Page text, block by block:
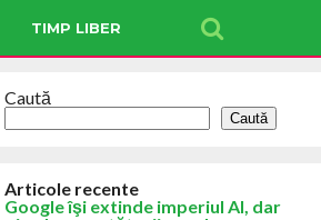
TIMP LIBER
Caută
Caută
Articole recente
Google îşi extinde imperiul AI, dar